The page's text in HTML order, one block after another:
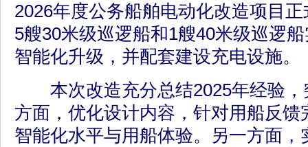
2026年度公务船舶电动化改造项目
5艘30米级巡逻船和1艘40米级巡逻
智能化升级，并配套建设充电设施。
本次改造充分总结2025年经验，
方面，优化设计内容，针对用船反馈
智能化水平与用船体验。另一方面，